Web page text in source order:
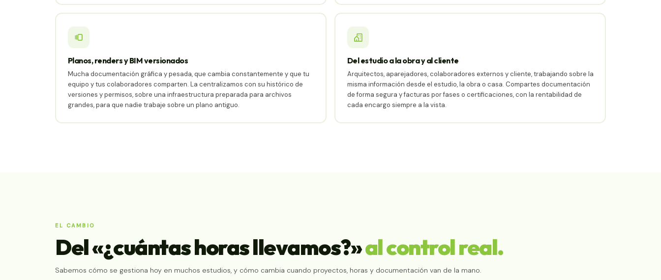
Planos, renders y BIM versionados
Mucha documentación gráfica y pesada, que cambia constantemente y que tu
equipo y tus colaboradores comparten. La centralizamos con su histórico de
versiones y permisos, sobre una infraestructura preparada para archivos
grandes, para que nadie trabaje sobre un plano antiguo.
Del estudio a la obra y al cliente
Arquitectos, aparejadores, colaboradores externos y cliente, trabajando sobre la
misma información desde el estudio, la obra o casa. Compartes documentación
de forma segura y facturas por fases o certificaciones, con la rentabilidad de
cada encargo siempre a la vista.
EL CAMBIO
Del «¿cuántas horas llevamos?»al control real.
Sabemos cómo se gestiona hoy en muchos estudios, y cómo cambia cuando proyectos, horas y documentación van de la mano.